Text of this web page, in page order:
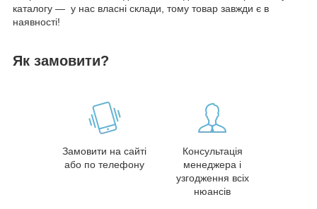
каталогу — у нас власні склади, тому товар завжди є в
наявності!
Як замовити?
Замовити на сайті
або по телефону
Консультація
менеджера і
узгодження всіх
нюансів